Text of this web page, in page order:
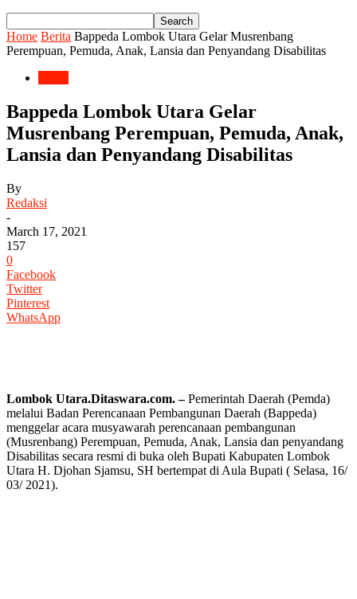
Home Berita Bappeda Lombok Utara Gelar Musrenbang
Perempuan, Pemuda, Anak, Lansia dan Penyandang Disabilitas
Bappeda Lombok Utara Gelar
Musrenbang Perempuan, Pemuda, Anak,
Lansia dan Penyandang Disabilitas
By
Redaksi
-
March 17, 2021
157
0
Facebook
Twitter
Pinterest
WhatsApp
Lombok Utara.Ditaswara.com. –Pemerintah Daerah (Pemda)
melalui Badan Perencanaan Pembangunan Daerah (Bappeda)
menggelar acara musyawarah perencanaan pembangunan
(Musrenbang) Perempuan, Pemuda, Anak, Lansia dan penyandang
Disabilitas secara resmi di buka oleh Bupati Kabupaten Lombok
Utara H. Djohan Sjamsu, SH bertempat di Aula Bupati ( Selasa, 16/
03/ 2021).